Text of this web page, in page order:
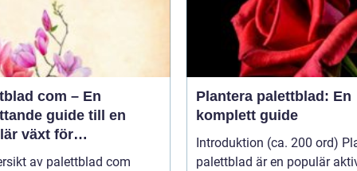
com – En
guide till en
växt för
av palettblad com
Plantera palettblad: En
komplett guide
Introduktion (ca. 200 ord)
palettblad är en populär